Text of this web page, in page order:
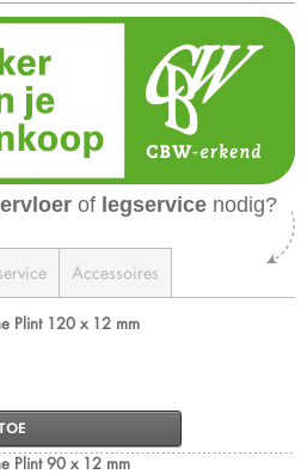
of legservice nodig?
Accessoires
Plint 120 x 12 mm
Plint 90 x 12 mm